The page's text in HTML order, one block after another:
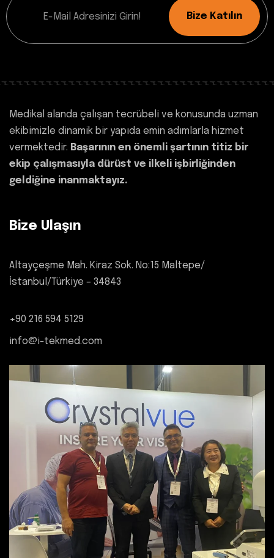
Bize Katılın
Medikal alanda çalışan tecrübeli ve konusunda uzman
ekibimizle dinamik bir yapıda emin adımlarla hizmet
vermektedir. Başarının en önemli şartının titiz bir
ekip çalışmasıyla dürüst ve ilkeli işbirliğinden
geldiğine inanmaktayız.
Bize Ulaşın
Altayçeşme Mah. Kiraz Sok. No:15 Maltepe/
İstanbul/Türkiye – 34843
+90 216 594 5129
info@i-tekmed.com